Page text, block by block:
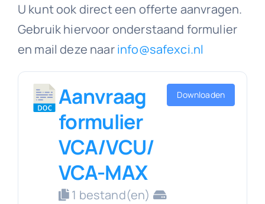
U kunt ook direct een offerte aanvragen.
Gebruik hiervoor onderstaand formulier
en mail deze naarinfo@safexci.nl
Aanvraag
formulier
VCA/VCU/
VCA-MAX
1 bestand(en)
Downloaden